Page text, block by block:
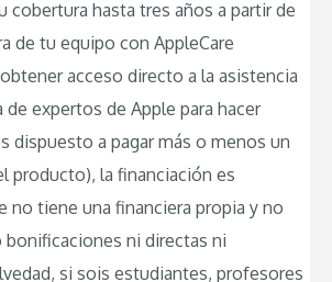
cobertura hasta tres años a partir de
de tu equipo con AppleCare
acceso directo a la asistencia
expertos de Apple para hacer
dispuesto a pagar más o menos un
producto), la financiación es
no tiene una financiera propia y no
ni directas ni
si sois estudiantes, profesores